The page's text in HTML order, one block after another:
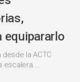
equipararlo
la ACTC
escalera....